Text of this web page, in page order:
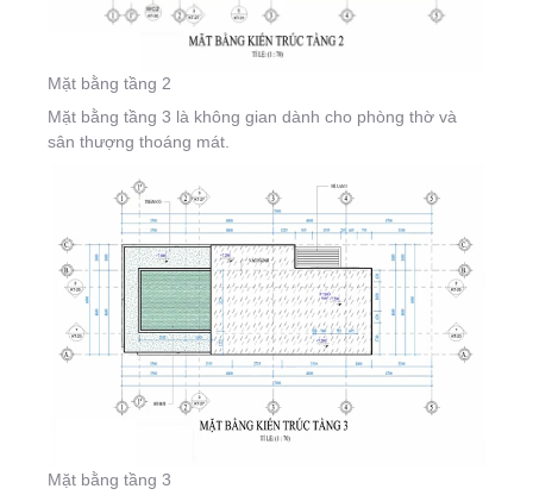
Mặt bằng tầng 2
Mặt bằng tầng 3 là không gian dành cho phòng thờ và
sân thượng thoáng mát.
Mặt bằng tầng 3